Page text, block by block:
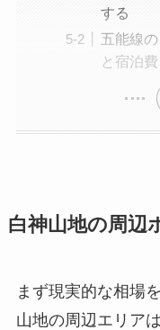
する
五能線
と宿泊
白神山地の周辺
まず現実的な相場
山地の周辺エリア